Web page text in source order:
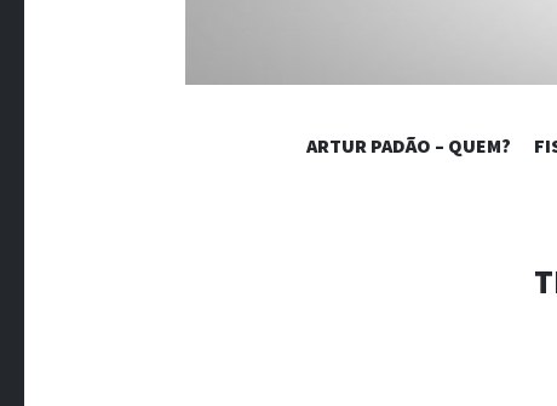
BLOG
Crônicas sobre dores crônicas.ARTUR PADÃO – QUEM?